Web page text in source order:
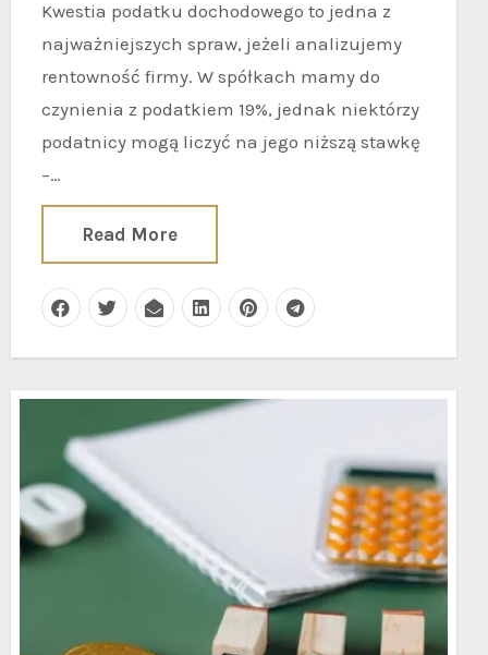
Kwestia podatku dochodowego to jedna z
najważniejszych spraw, jeżeli analizujemy
rentowność firmy. W spółkach mamy do
czynienia z podatkiem 19%, jednak niektórzy
podatnicy mogą liczyć na jego niższą stawkę
–…
Read More